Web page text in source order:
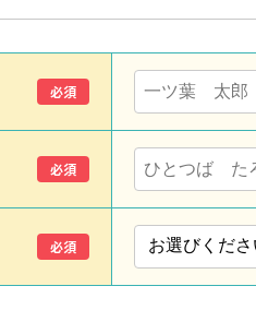
必須
必須
必須